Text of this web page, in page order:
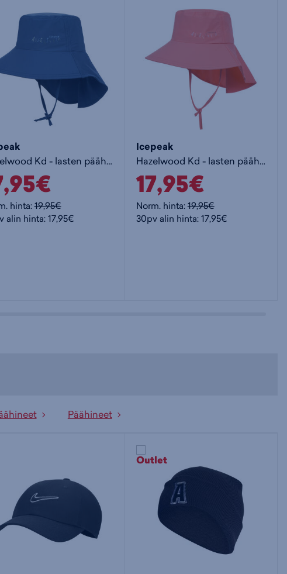
Hazelwood Kd - lasten päähine
hinta:19,95€
alin hinta: 17,95€
Icepeak
Hazelwood Kd - lasten päähine
17,95€
Norm. hinta:19,95€
30pv alin hinta: 17,95€
Päähineet